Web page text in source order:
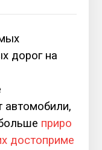
дорог на
автомобили,
приро
достоприме